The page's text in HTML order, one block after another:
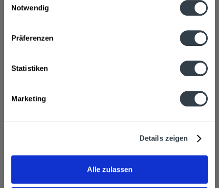
Notwendig
Präferenzen
Statistiken
Marketing
Details zeigen
Alle zulassen
Morand Williamine
In den
Pircher Williams-Christ
Edelbrand Obstbrand
ab 15,99 € *
In den